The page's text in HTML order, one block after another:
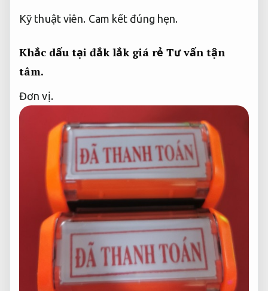
Kỹ thuật viên. Cam kết đúng hẹn.
Khắc dấu tại đắk lắk giá rẻ Tư vấn tận
tâm.
Đơn vị.